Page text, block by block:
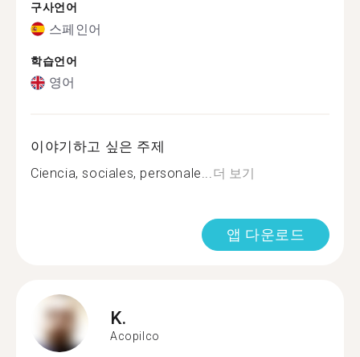
구사언어
스페인어
학습언어
영어
이야기하고 싶은 주제
Ciencia, sociales, personale...더 보기
앱 다운로드
K.
Acopilco